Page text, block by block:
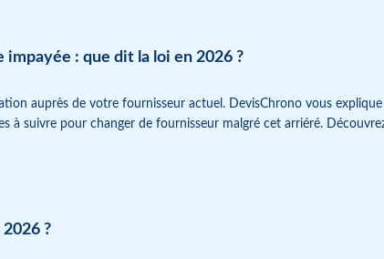
: que dit la loi en 2026 ?
auprès de votre fournisseur actuel. DevisChrono vous
à suivre pour changer de fournisseur malgré cet arriéré.
?